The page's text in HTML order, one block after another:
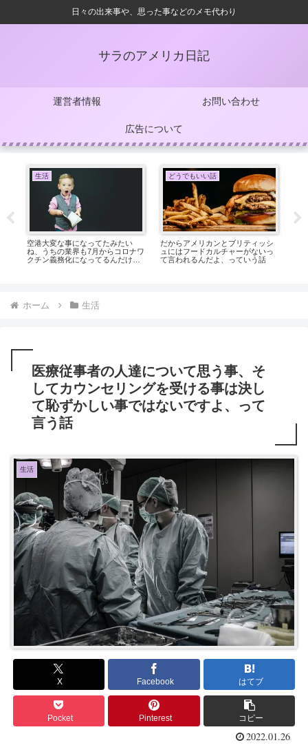
日々の出来事や、思った事などのメモ代わり
サラのアメリカ日記
運営者情報 お問い合わせ
広告について
生活
空港大変な事になってたみたい
ね、うちの業界も7月からコロナワ
クチン義務化になってるんだけど
どうでもいい話
だからアメリカンとブリティッシ
ュにはフードカルチャーがないっ
て言われるんだよ、っていう話
ホーム 生活
医療従事者の人達について思う事、そ
してカウンセリングを受ける事は決し
て恥ずかしい事ではないですよ、って
言う話
生活
X Facebook はてブ
Pocket Pinterest コピー
2022.01.26